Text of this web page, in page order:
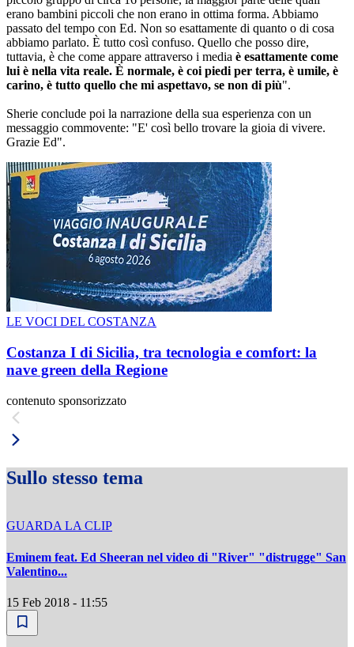
erano bambini piccoli che non erano in ottima forma. Abbiamo
passato del tempo con Ed. Non so esattamente di quanto o di cosa
abbiamo parlato. È tutto così confuso. Quello che posso dire,
tuttavia, è che come appare attraverso i media è esattamente come
lui è nella vita reale. È normale, è coi piedi per terra, è umile, è
carino, è tutto quello che mi aspettavo, se non di più".
Sherie conclude poi la narrazione della sua esperienza con un
messaggio commovente: "E' così bello trovare la gioia di vivere.
Grazie Ed".
LE VOCI DEL COSTANZA
Costanza I di Sicilia, tra tecnologia e comfort: la
nave green della Regione
contenuto sponsorizzato
Sullo stesso tema
GUARDA LA CLIP
Eminem feat. Ed Sheeran nel video di "River" "distrugge" San
Valentino...
15 Feb 2018 - 11:55